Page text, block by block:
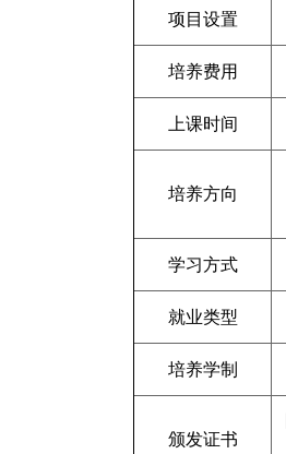
项目设置
培养费用
上课时间
培养方向
学习方式
就业类型
培养学制
颁发证书